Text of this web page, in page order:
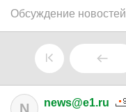
Обсуждение новостей
N news@e1.ru